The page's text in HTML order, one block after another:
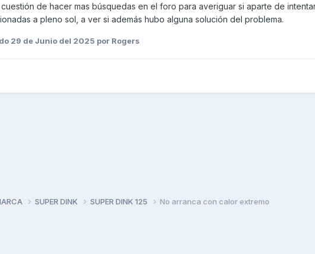
de hacer mas búsquedas en el foro para averiguar si aparte de
a pleno sol, a ver si además hubo alguna solución del problema.
29 de Junio del 2025 por Rogers
SUPER DINK SUPER DINK 125 No arranca con calor extremo